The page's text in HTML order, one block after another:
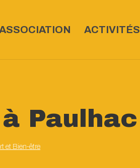
ACTIVITÉS
Paulhac
et Bien-être